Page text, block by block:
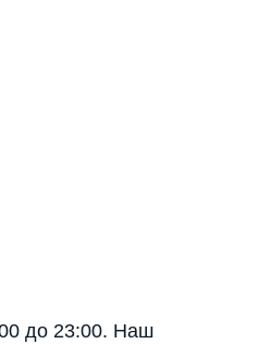
до 23:00. Наш